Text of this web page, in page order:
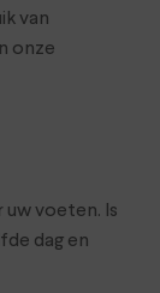
van
onze
uw voeten. Is
dag en